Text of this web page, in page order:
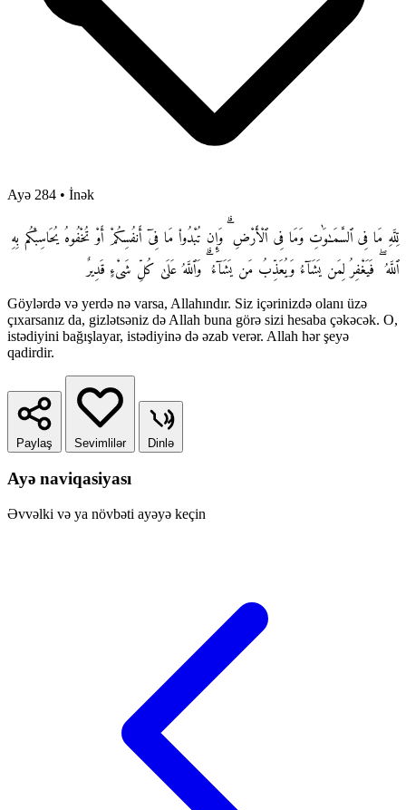
Ayə 284 • İnək
لِّلَّهِ مَا فِى ٱلسَّمَـٰوَٰتِ وَمَا فِى ٱلْأَرْضِ ۗ وَإِن تُبْدُوا۟ مَا فِىٓ أَنفُسِكُمْ أَوْ تُخْفُوهُ يُحَاسِبْكُم بِهِ
ٱللَّهُ ۖ فَيَغْفِرُ لِمَن يَشَآءُ وَيُعَذِّبُ مَن يَشَآءُ ۗ وَٱللَّهُ عَلَىٰ كُلِّ شَىْءٍ قَدِيرٌ
Göylərdə və yerdə nə varsa, Allahındır. Siz içərinizdə olanı üzə
çıxarsanız da, gizlətsəniz də Allah buna görə sizi hesaba çəkəcək. O,
istədiyini bağışlayar, istədiyinə də əzab verər. Allah hər şeyə
qadirdir.
Paylaş Sevimlilər Dinlə
Ayə naviqasiyası
Əvvəlki və ya növbəti ayəyə keçin